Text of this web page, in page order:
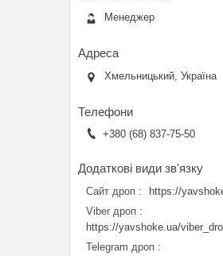
Менеджер
Хмельницький, Україна
+380 (68) 837-75-50
Сайт дроп
https://
Viber дроп
https://yavshoke.ua/
Telegram дроп